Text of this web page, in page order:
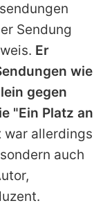
Sendung
Er
wie
gegen
"Ein Platz an
war allerdings
auch